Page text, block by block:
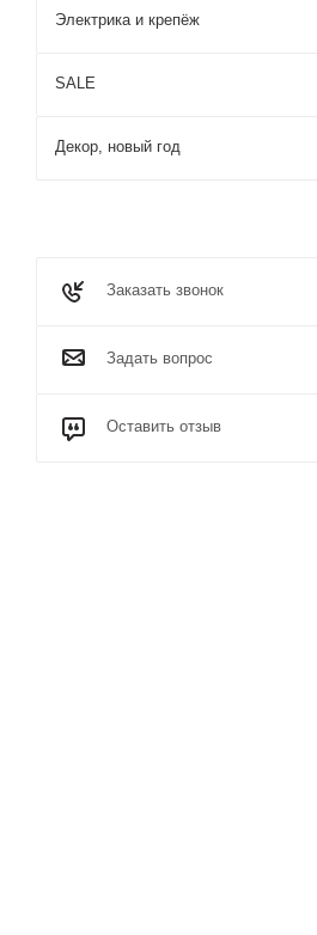
Электрика и крепёж
SALE
Декор, новый год
Заказать звонок
Задать вопрос
Оставить отзыв